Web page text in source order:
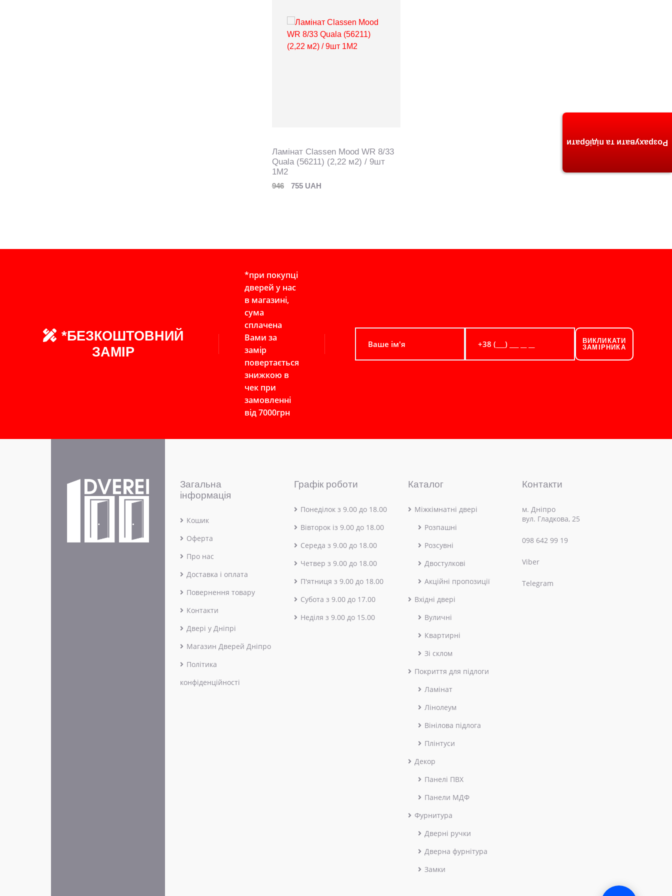
Ламінат Classen Mood WR 8/33
Quala (56211) (2,22 м2) / 9шт
1M2
946 755 UAH
*БЕЗКОШТОВНИЙ
ЗАМІР
*при покупці
дверей у нас
в магазині,
сума
сплачена
Вами за
замір
повертається
знижкою в
чек при
замовленні
від 7000грн
ВИКЛИКАТИ
ЗАМІРНИКА
Загальна
інформація
Кошик
Оферта
Про нас
Доставка і оплата
Повернення товару
Контакти
Двері у Дніпрі
Магазин Дверей Дніпро
Політика
конфіденційності
Графік роботи
Понеділок з 9.00 до 18.00
Вівторок із 9.00 до 18.00
Середа з 9.00 до 18.00
Четвер з 9.00 до 18.00
П'ятниця з 9.00 до 18.00
Субота з 9.00 до 17.00
Неділя з 9.00 до 15.00
Каталог
Міжкімнатні двері
Розпашні
Розсувні
Двостулкові
Акційні пропозиції
Вхідні двері
Вуличні
Квартирні
Зі склом
Покриття для підлоги
Ламінат
Лінолеум
Вінілова підлога
Плінтуси
Декор
Панелі ПВХ
Панели МДФ
Фурнитура
Дверні ручки
Дверна фурнітура
Замки
Контакти
м. Дніпро
вул. Гладкова, 25
098 642 99 19
Viber
Telegram
Розрахувати та підібрати